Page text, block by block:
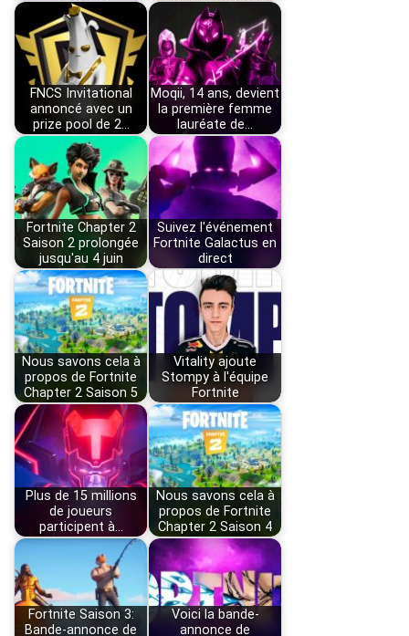
FNCS Invitational
annoncé avec un
prize pool de 2…
Moqii, 14 ans, devient
la première femme
lauréate de…
Fortnite Chapter 2
Saison 2 prolongée
jusqu'au 4 juin
Suivez l'événement
Fortnite Galactus en
direct
Nous savons cela à
propos de Fortnite
Chapter 2 Saison 5
Vitality ajoute
Stompy à l'équipe
Fortnite
Plus de 15 millions
de joueurs
participent à…
Nous savons cela à
propos de Fortnite
Chapter 2 Saison 4
Fortnite Saison 3:
Bande-annonce de
Voici la bande-
annonce de